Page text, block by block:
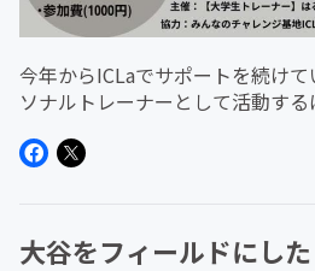
今年からICLaでサポートを続け
ソナルトレーナーとして活動す
プトレーニングイベントを始めて
大谷をフィールドにし